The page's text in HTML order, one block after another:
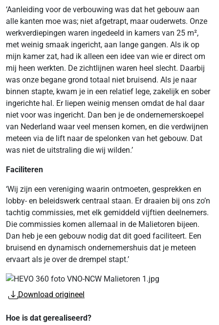
‘Aanleiding voor de verbouwing was dat het gebouw aan
alle kanten moe was; niet afgetrapt, maar ouderwets. Onze
werkverdiepingen waren ingedeeld in kamers van 25 m²,
met weinig smaak ingericht, aan lange gangen. Als ik op
mijn kamer zat, had ik alleen een idee van wie er direct om
mij heen werkten. De zichtlijnen waren heel slecht. Daarbij
was onze begane grond totaal niet bruisend. Als je naar
binnen stapte, kwam je in een relatief lege, zakelijk en sober
ingerichte hal. Er liepen weinig mensen omdat de hal daar
niet voor was ingericht. Dan ben je de ondernemerskoepel
van Nederland waar veel mensen komen, en die verdwijnen
meteen via de lift naar de spelonken van het gebouw. Dat
was niet de uitstraling die wij wilden.’
Faciliteren
‘Wij zijn een vereniging waarin ontmoeten, gesprekken en
lobby- en beleidswerk centraal staan. Er draaien bij ons zo’n
tachtig commissies, met elk gemiddeld vijftien deelnemers.
Die commissies komen allemaal in de Malietoren bijeen.
Dan heb je een gebouw nodig dat dit goed faciliteert. Een
bruisend en dynamisch ondernemershuis dat je meteen
ervaart als je over de drempel stapt.’
Download origineel
Hoe is dat gerealiseerd?